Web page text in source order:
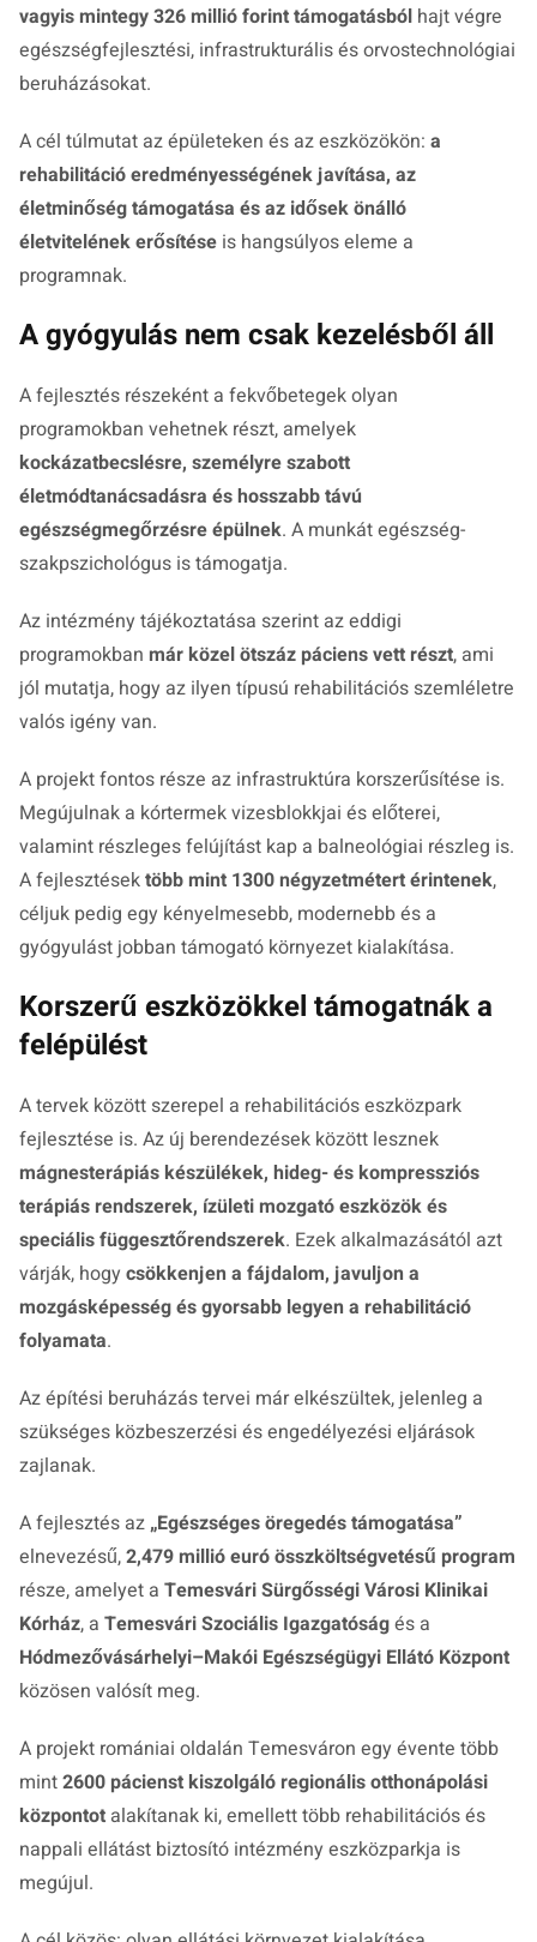
vagyis mintegy 326 millió forint támogatásból hajt végre
egészségfejlesztési, infrastrukturális és orvostechnológiai
beruházásokat.
A cél túlmutat az épületeken és az eszközökön: a
rehabilitáció eredményességének javítása, az
életminőség támogatása és az idősek önálló
életvitelének erősítése is hangsúlyos eleme a
programnak.
A gyógyulás nem csak kezelésből áll
A fejlesztés részeként a fekvőbetegek olyan
programokban vehetnek részt, amelyek
kockázatbecslésre, személyre szabott
életmódtanácsadásra és hosszabb távú
egészségmegőrzésre épülnek. A munkát egészség-
szakpszichológus is támogatja.
Az intézmény tájékoztatása szerint az eddigi
programokban már közel ötszáz páciens vett részt, ami
jól mutatja, hogy az ilyen típusú rehabilitációs szemléletre
valós igény van.
A projekt fontos része az infrastruktúra korszerűsítése is.
Megújulnak a kórtermek vizesblokkjai és előterei,
valamint részleges felújítást kap a balneológiai részleg is.
A fejlesztésektöbb mint 1300 négyzetmétert érintenek,
céljuk pedig egy kényelmesebb, modernebb és a
gyógyulást jobban támogató környezet kialakítása.
Korszerű eszközökkel támogatnák a
felépülést
A tervek között szerepel a rehabilitációs eszközpark
fejlesztése is. Az új berendezések között lesznek
mágnesterápiás készülékek, hideg- és kompressziós
terápiás rendszerek, ízületi mozgató eszközök és
speciális függesztőrendszerek. Ezek alkalmazásától azt
várják, hogy csökkenjen a fájdalom, javuljon a
mozgásképesség és gyorsabb legyen a rehabilitáció
folyamata.
Az építési beruházás tervei már elkészültek, jelenleg a
szükséges közbeszerzési és engedélyezési eljárások
zajlanak.
A fejlesztés az„Egészséges öregedés támogatása”
elnevezésű,2,479 millió euró összköltségvetésű program
része, amelyet a Temesvári Sürgősségi Városi Klinikai
Kórház, a Temesvári Szociális Igazgatóságés a
Hódmezővásárhelyi–Makói Egészségügyi Ellátó Központ
közösen valósít meg.
A projekt romániai oldalán Temesváron egy évente több
mint2600 pácienst kiszolgáló regionális otthonápolási
központot alakítanak ki, emellett több rehabilitációs és
nappali ellátást biztosító intézmény eszközparkja is
megújul.